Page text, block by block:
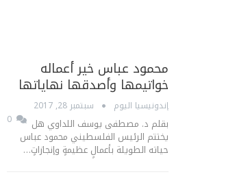
محمود عباس خير أعماله
خواتيمها وأصدقها نهاياتها
إندونيسيا اليوم
سبتمبر 28, 2017
بقلم د. مصطفى يوسف اللداوي هل
يختتم الرئيس الفلسطيني محمود عباس
حياته الطويلة بأعمالٍ عظيمةٍ وإنجازاتٍ…